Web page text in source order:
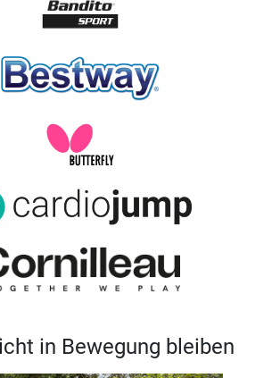
in Bewegung bleiben